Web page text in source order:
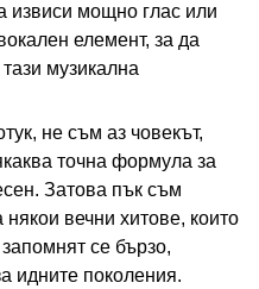
извиси мощно глас или
елемент, за да
музикална
не съм аз човекът,
точна формула за
Затова пък съм
вечни хитове, които
се бързо,
идните поколения.